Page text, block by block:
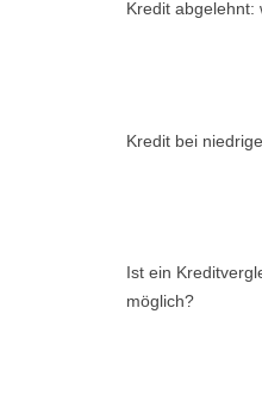
Kredit abgelehnt:
Kredit bei
Ist ein
möglich?